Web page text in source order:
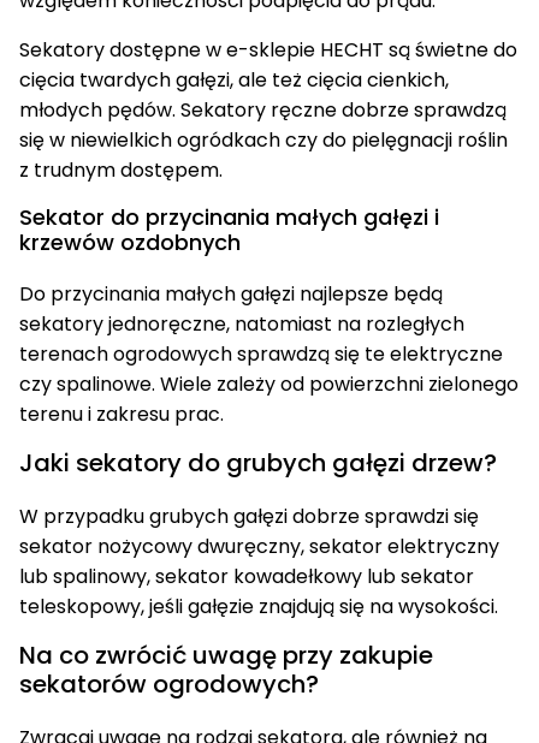
Sekatory dostępne w e-sklepie HECHT są świetne do
cięcia twardych gałęzi, ale też cięcia cienkich,
młodych pędów. Sekatory ręczne dobrze sprawdzą
się w niewielkich ogródkach czy do pielęgnacji roślin
z trudnym dostępem.
Sekator do przycinania małych gałęzi i
krzewów ozdobnych
Do przycinania małych gałęzi najlepsze będą
sekatory jednoręczne, natomiast na rozległych
terenach ogrodowych sprawdzą się te elektryczne
czy spalinowe. Wiele zależy od powierzchni zielonego
terenu i zakresu prac.
Jaki sekatory do grubych gałęzi drzew?
W przypadku grubych gałęzi dobrze sprawdzi się
sekator nożycowy dwuręczny, sekator elektryczny
lub spalinowy, sekator kowadełkowy lub sekator
teleskopowy, jeśli gałęzie znajdują się na wysokości.
Na co zwrócić uwagę przy zakupie
sekatorów ogrodowych?